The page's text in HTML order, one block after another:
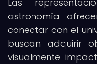
Las
astronomía
conectar con el
buscan adquirir
visualmente